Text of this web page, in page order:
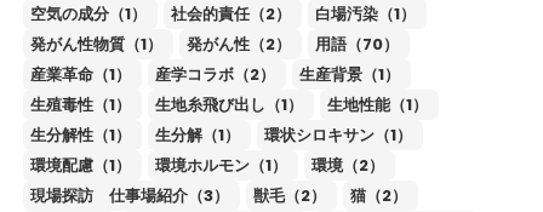
空気の成分（1）
社会的責任（2）
白場汚染（1）
発がん性物質（1）
発がん性（2）
用語（70）
産業革命（1）
産学コラボ（2）
生産背景（1）
生殖毒性（1）
生地糸飛び出し（1）
生地性能（1）
生分解性（1）
生分解（1）
環状シロキサン（1）
環境配慮（1）
環境ホルモン（1）
環境（2）
現場探訪 仕事場紹介（3）
獣毛（2）
猫（2）